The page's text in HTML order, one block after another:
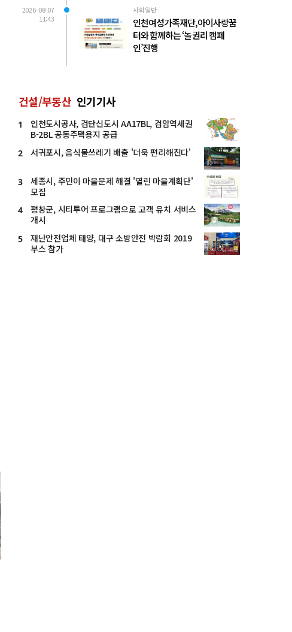
2026-08-07
11:43
사회일반
인천여성가족재단, 아이사랑꿈
터와 함께하는 ‘놀 권리 캠페
인’진행
건설/부동산 인기기사
1
인천도시공사, 검단신도시 AA17BL, 검암역세권
B-2BL 공동주택용지 공급
2 서귀포시, 음식물쓰레기 배출 '더욱 편리해진다'
3
세종시, 주민이 마을문제 해결 '열린 마을계획단'
모집
4
평창군, 시티투어 프로그램으로 고객 유치 서비스
개시
5
재난안전업체 태양, 대구 소방안전 박람회 2019
부스 참가